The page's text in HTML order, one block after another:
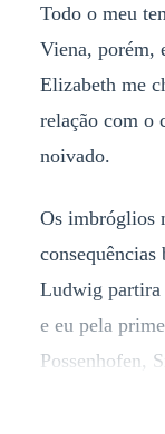
Todo o meu
Viena, porém,
Elizabeth me
relação com o
noivado.
Os imbróglios
Ludwig partira
e eu pela
Possenhofen,